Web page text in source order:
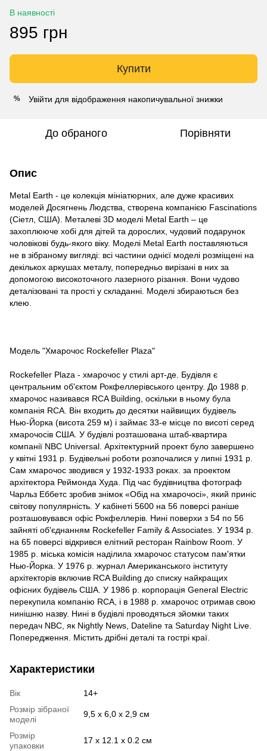
В наявності
895 грн
Купити
% Увійти для відображення накопичувальної знижки
До обраного Порівняти
Опис
Metal Earth - це колекція мініатюрних, але дуже красивих
моделей Досягнень Людства, створена компанією Fascinations
(Сіетл, США). Металеві 3D моделі Metal Earth – це
захоплююче хобі для дітей та дорослих, чудовий подарунок
чоловікові будь-якого віку. Моделі Metal Earth поставляються
не в зібраному вигляді: всі частини однієї моделі розміщені на
декількох аркушах металу, попередньо вирізані в них за
допомогою високоточного лазерного різання. Вони чудово
деталізовані та прості у складанні. Моделі збираються без
клею.
Модель "Хмарочос Rockefeller Plaza"
Rockefeller Plaza - хмарочос у стилі арт-де. Будівля є
центральним об'єктом Рокфеллерівського центру. До 1988 р.
хмарочос називався RCA Building, оскільки в ньому була
компанія RCA. Він входить до десятки найвищих будівель
Нью-Йорка (висота 259 м) і займає 33-е місце по висоті серед
хмарочосів США. У будівлі розташована штаб-квартира
компанії NBC Universal. Архітектурний проект було завершено
у квітні 1931 р. Будівельні роботи розпочалися у липні 1931 р.
Сам хмарочос зводився у 1932-1933 роках. за проектом
архітектора Реймонда Худа. Під час будівництва фотограф
Чарльз Еббетс зробив знімок «Обід на хмарочосі», який приніс
світову популярність. У кабінеті 5600 на 56 поверсі раніше
розташовувався офіс Рокфеллерів. Нині поверхи з 54 по 56
зайняті об'єднанням Rockefeller Family & Associates. У 1934 р.
на 65 поверсі відкрився елітний ресторан Rainbow Room. У
1985 р. міська комісія наділила хмарочос статусом пам'ятки
Нью-Йорка. У 1976 р. журнал Американського інституту
архітекторів включив RCA Building до списку найкращих
офісних будівель США. У 1986 р. корпорація General Electric
перекупила компанію RCA, і в 1988 р. хмарочос отримав свою
нинішню назву. Нині в будівлі проводяться зйомки таких
передач NBC, як Nightly News, Dateline та Saturday Night Live.
Попередження. Містить дрібні деталі та гострі краї.
Характеристики
Вік
14+
Розмір зібраної
моделі
9,5 x 6,0 x 2,9 см
Розмір
упаковки
17 х 12.1 х 0.2 см